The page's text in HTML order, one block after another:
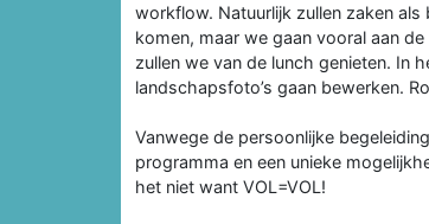
workflow. Natuurlijk zullen zaken
komen, maar we gaan vooral aan
zullen we van de lunch genieten. In
landschapsfoto’s gaan bewerken.
Vanwege de persoonlijke
programma en een unieke
het niet want VOL=VOL!